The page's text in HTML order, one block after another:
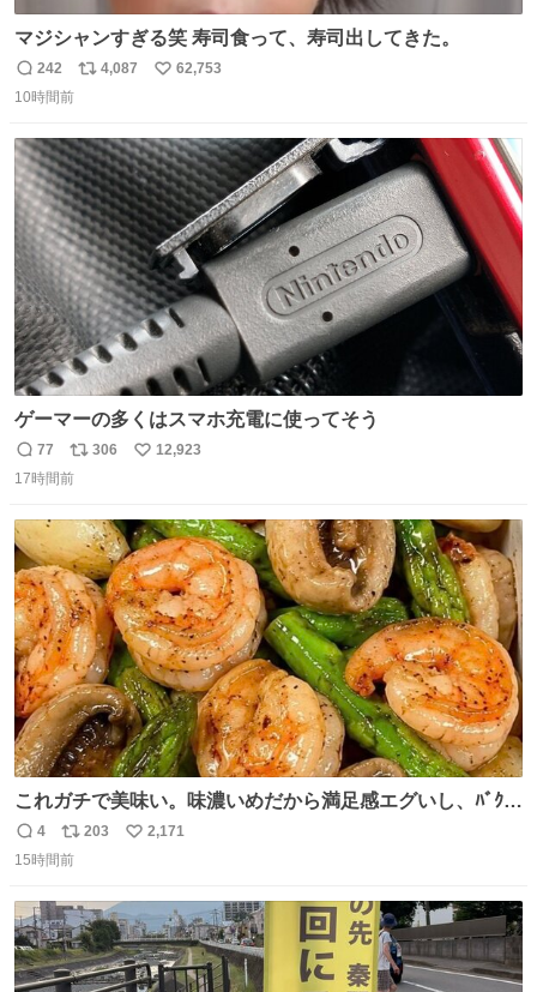
マジシャンすぎる笑 寿司食って、寿司出してきた。
返
信
242
リ
ト
数
4,087
い
数
62,753
10時間前
ゲーマーの多くはスマホ充電に使ってそう
返
信
77
リ
ポ
ト
数
306
い
数
12,923
17時間前
これガチで美味い。味濃いめだから満足感エグいし、ﾊﾞｸﾊﾞ
ｸ食べても低カロリーなの。(ただ次の日予定ある時は気を
つけて😭)
返
信
4
リ
ポ
ト
数
203
い
数
2,171
15時間前